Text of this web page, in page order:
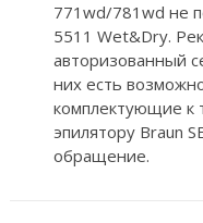
771wd/781wd не
5511 Wet&Dry.
авторизованный
них есть
комплектующие к
эпилятору Braun
обращение.